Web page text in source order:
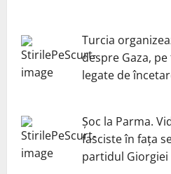
Turcia
despre Gaza,
legate de
Șoc la Parma.
fasciste în fața
partidul Giorgiei